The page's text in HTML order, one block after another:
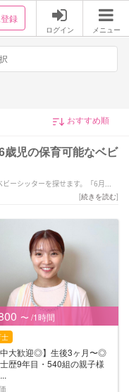
録
ログイン メニュー
児の保育可能なベビ
ーシッターを探せます。「6月〜
】保育歴19年目！笑顔と愛情溢れ
いたします。一関で様々なスキ
て選んでいただけます。
[続きを読む]
〜 /1時間
中大歓迎◎】生後3ヶ月〜◎
歴9年目・540組の親子様